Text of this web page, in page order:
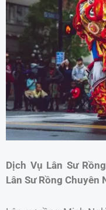
Dịch Vụ Lân Sư
Lân Sư Rồng Chuyên